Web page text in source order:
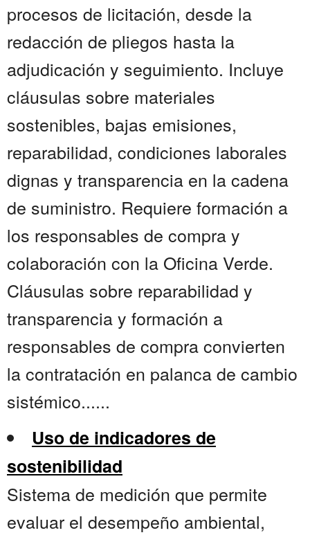
procesos de licitación, desde la
redacción de pliegos hasta la
adjudicación y seguimiento. Incluye
cláusulas sobre materiales
sostenibles, bajas emisiones,
reparabilidad, condiciones laborales
dignas y transparencia en la cadena
de suministro. Requiere formación a
los responsables de compra y
colaboración con la Oficina Verde.
Cláusulas sobre reparabilidad y
transparencia y formación a
responsables de compra convierten
la contratación en palanca de cambio
sistémico......
Uso de indicadores de
sostenibilidad
Sistema de medición que permite
evaluar el desempeño ambiental,